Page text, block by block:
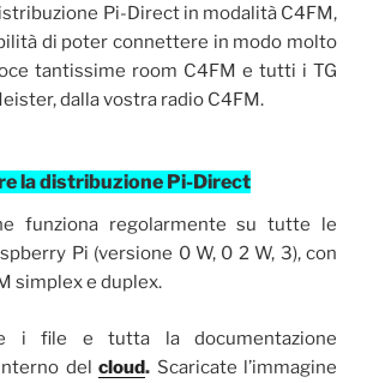
Pi-Direct in modalità C4FM,
di poter connettere in modo molto
tantissime room C4FM e tutti i TG
dalla vostra radio C4FM.
la distribuzione Pi-Direct
funziona regolarmente su tutte le
Pi (versione 0 W, 0 2 W, 3), con
simplex e duplex.
i file e tutta la documentazione
delcloud. Scaricate l’immagine